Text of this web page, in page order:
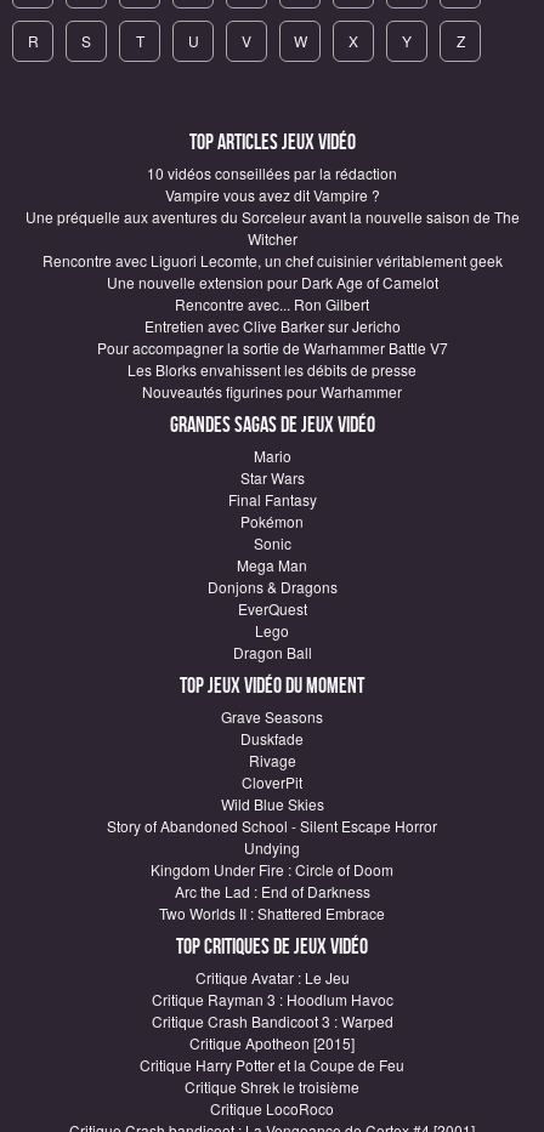
R S T U V W X Y Z
Top articles Jeux vidéo
10 vidéos conseillées par la rédaction
Vampire vous avez dit Vampire ?
Une préquelle aux aventures du Sorceleur avant la nouvelle saison de The
Witcher
Rencontre avec Liguori Lecomte, un chef cuisinier véritablement geek
Une nouvelle extension pour Dark Age of Camelot
Rencontre avec... Ron Gilbert
Entretien avec Clive Barker sur Jericho
Pour accompagner la sortie de Warhammer Battle V7
Les Blorks envahissent les débits de presse
Nouveautés figurines pour Warhammer
Grandes sagas de Jeux vidéo
Mario
Star Wars
Final Fantasy
Pokémon
Sonic
Mega Man
Donjons & Dragons
EverQuest
Lego
Dragon Ball
Top Jeux vidéo du moment
Grave Seasons
Duskfade
Rivage
CloverPit
Wild Blue Skies
Story of Abandoned School - Silent Escape Horror
Undying
Kingdom Under Fire : Circle of Doom
Arc the Lad : End of Darkness
Two Worlds II : Shattered Embrace
Top critiques de Jeux vidéo
Critique Avatar : Le Jeu
Critique Rayman 3 : Hoodlum Havoc
Critique Crash Bandicoot 3 : Warped
Critique Apotheon [2015]
Critique Harry Potter et la Coupe de Feu
Critique Shrek le troisième
Critique LocoRoco